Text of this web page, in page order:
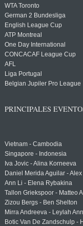
WTA Toronto
German 2 Bundesliga
English League Cup
ATP Montreal
One Day International
CONCACAF League Cup
AFL
Liga Portugal
Belgian Jupiler Pro League
PRINCIPALES
Vietnam - Cambodia
Singapore - Indonesia
Iva Jovic - Alina Korneeva
Daniel Merida Aguilar -
Ann Li - Elena Rybakina
Tallon Griekspoor - Matteo
Zizou Bergs - Ben Shelton
Mirra Andreeva - Leylah
Botic Van De Zandschulp -